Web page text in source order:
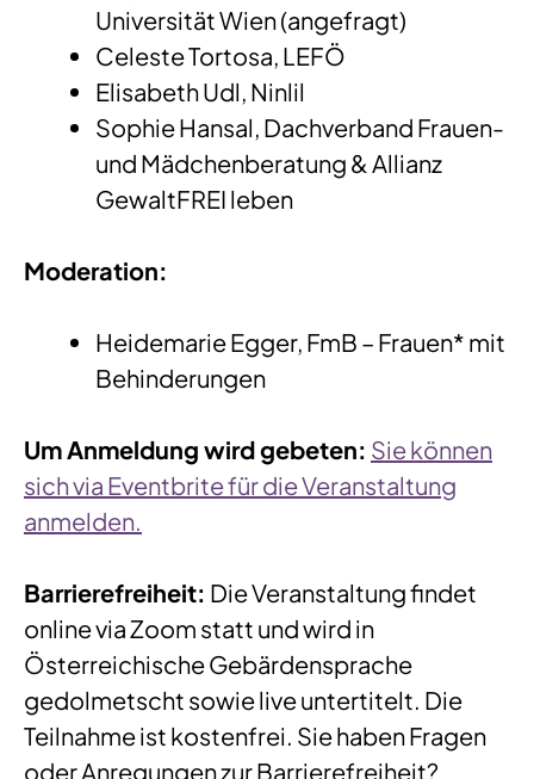
Universität Wien (angefragt)
Celeste Tortosa, LEFÖ
Elisabeth Udl, Ninlil
Sophie Hansal, Dachverband Frauen-
und Mädchenberatung & Allianz
GewaltFREI leben
Moderation:
Heidemarie Egger, FmB – Frauen* mit
Behinderungen
Um Anmeldung wird gebeten: Sie können
sich via Eventbrite für die Veranstaltung
anmelden.
Barrierefreiheit: Die Veranstaltung findet
online via Zoom statt und wird in
Österreichische Gebärdensprache
gedolmetscht sowie live untertitelt. Die
Teilnahme ist kostenfrei. Sie haben Fragen
oder Anregungen zur Barrierefreiheit?